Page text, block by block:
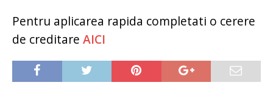
Pentru aplicarea rapida completati o cerere
de creditare AICI